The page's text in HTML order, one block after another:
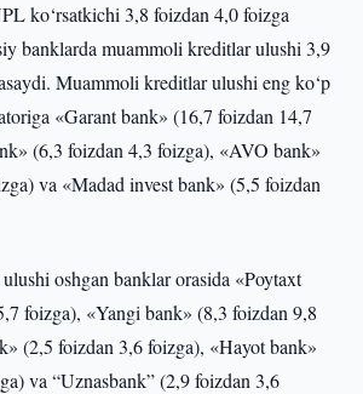
ko‘rsatkichi 3,8 foizdan 4,0 foizga
banklarda muammoli kreditlar ulushi 3,9
Muammoli kreditlar ulushi eng ko‘p
«Garant bank» (16,7 foizdan 14,7
(6,3 foizdan 4,3 foizga), «AVO bank»
va «Madad invest bank» (5,5 foizdan
oshgan banklar orasida «Poytaxt
foizga), «Yangi bank» (8,3 foizdan 9,8
(2,5 foizdan 3,6 foizga), «Hayot bank»
va “Uznasbank” (2,9 foizdan 3,6